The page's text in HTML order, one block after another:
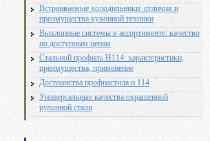
Встраиваемые холодильники: отличия и
преимущества кухонной техники
Выхлопные системы в ассортименте: качество
по доступным ценам
Стальной профиль Н114: характеристики,
преимущества, применение
Достоинства профнастила н 114
Универсальные качества окрашенной
рулонной стали